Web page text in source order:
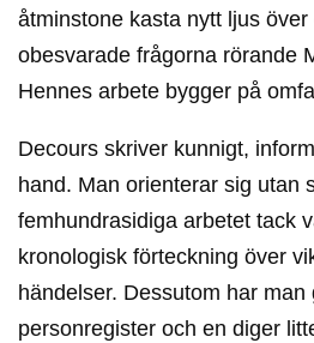
åtminstone kasta nytt ljus över
obesvarade frågorna rörande
Hennes arbete bygger på
Decours skriver kunnigt,
hand. Man orienterar sig utan
femhundrasidiga arbetet tack
kronologisk förteckning över
händelser. Dessutom har man
personregister och en diger